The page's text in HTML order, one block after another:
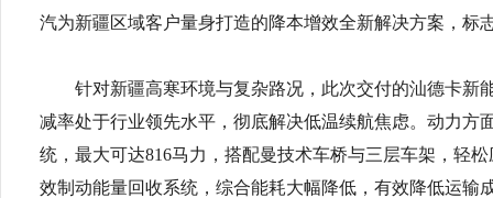
汽为新疆区域客户量身打造的降本增效全新解决方案，标
针对新疆高寒环境与复杂路况，此次交付的汕德卡新
减率处于行业领先水平，彻底解决低温续航焦虑。动力方
统，最大可达816马力，搭配曼技术车桥与三层车架，轻
效制动能量回收系统，综合能耗大幅降低，有效降低运输